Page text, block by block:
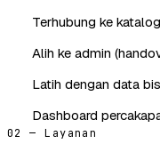
Terhubung ke
Alih ke admin
Latih dengan data
Dashboard
02 — Layanan